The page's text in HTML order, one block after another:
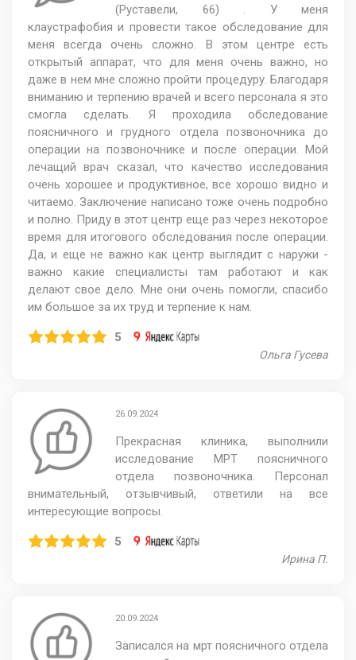
(Руставели, 66) . У меня
клаустрафобия и провести такое обследование для
меня всегда очень сложно. В этом центре есть
открытый аппарат, что для меня очень важно, но
даже в нем мне сложно пройти процедуру. Благодаря
вниманию и терпению врачей и всего персонала я это
смогла сделать. Я проходила обследование
поясничного и грудного отдела позвоночника до
операции на позвоночнике и после операции. Мой
лечащий врач сказал, что качество исследования
очень хорошее и продуктивное, все хорошо видно и
читаемо. Заключение написано тоже очень подробно
и полно. Приду в этот центр еще раз через некоторое
время для итогового обследования после операции.
Да, и еще не важно как центр выглядит с наружи -
важно какие специалисты там работают и как
делают свое дело. Мне они очень помогли, спасибо
им большое за их труд и терпение к нам.
5
Ольга Гусева
26.09.2024
Прекрасная клиника, выполнили
исследование МРТ поясничного
отдела позвоночника. Персонал
внимательный, отзывчивый, ответили на все
интересующие вопросы.
5
Ирина П.
20.09.2024
Записался на мрт поясничного отдела